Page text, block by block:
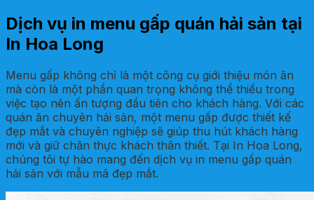
Dịch vụ in menu gấp quán hải sản tại
In Hoa Long
Menu gấp không chỉ là một công cụ giới thiệu món ăn
mà còn là một phần quan trọng không thể thiếu trong
việc tạo nên ấn tượng đầu tiên cho khách hàng. Với các
quán ăn chuyên hải sản, một menu gấp được thiết kế
đẹp mắt và chuyên nghiệp sẽ giúp thu hút khách hàng
mới và giữ chân thực khách thân thiết. Tại In Hoa Long,
chúng tôi tự hào mang đến dịch vụ in menu gấp quán
hải sản với mẫu mã đẹp mắt.